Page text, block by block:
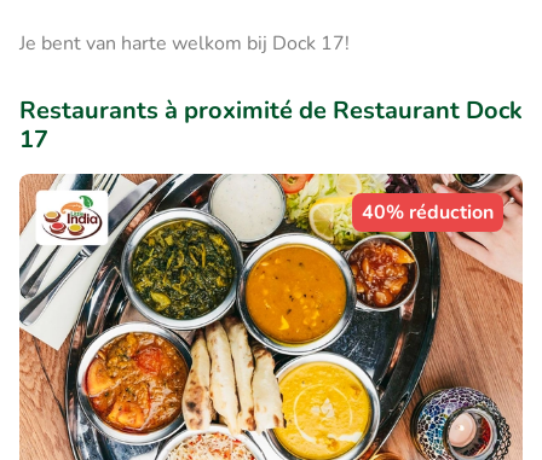
Je bent van harte welkom bij Dock 17!
Restaurants à proximité de Restaurant Dock
17
40% réduction